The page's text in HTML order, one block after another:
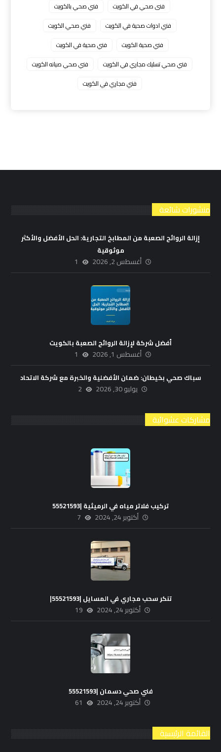
فنى صحي في الكويت
فني صحي بالكويت
فني ادوات صحية في الكويت
فني صحي الكويت
فني صحية الكويت
فني صحية في الكويت
فني صحي تسليك مجاري في الكويت
فني صحي صيانه الكويت
فني مجاري في الكويت
منشورات شائعة
إزالة الروائح الصعبة من المطابخ التجارية: الحل الأفضل والأكثر
موثوقية
أغسطس 2, 2026 1
أفضل شركة لإزالة الروائح الصعبة بالكويت
أغسطس 1, 2026 1
سباك صحي بخيطان: ضمان الأفضلية والخبرة مع شركة الاتحاد
يوليو 30, 2026 2
مشاركات عشوائية
تركيب فلاتر مياه في الرميثية |55521593
أكتوبر 24, 2024 7
تنكر سحب مجاري في المسايل |55521593|
أكتوبر 24, 2024 19
فني صحي دسمان |55521593
أكتوبر 24, 2024 61
القائمة الرئيسية